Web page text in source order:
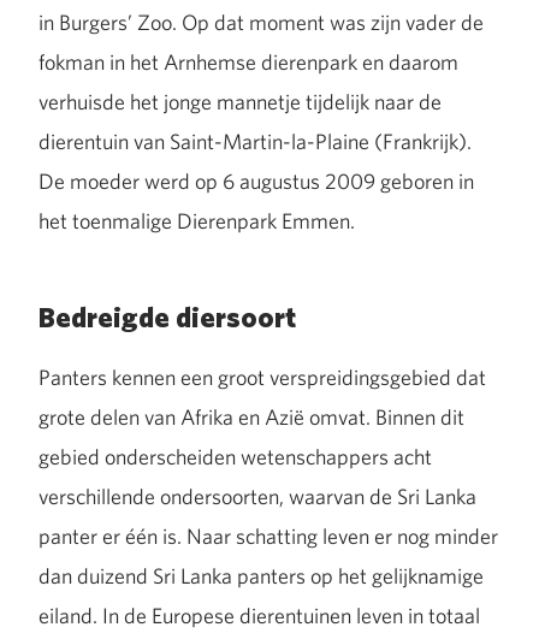
in Burgers’ Zoo. Op dat moment was zijn vader de
fokman in het Arnhemse dierenpark en daarom
verhuisde het jonge mannetje tijdelijk naar de
dierentuin van Saint-Martin-la-Plaine (Frankrijk).
De moeder werd op 6 augustus 2009 geboren in
het toenmalige Dierenpark Emmen.
Bedreigde diersoort
Panters kennen een groot verspreidingsgebied dat
grote delen van Afrika en Azië omvat. Binnen dit
gebied onderscheiden wetenschappers acht
verschillende ondersoorten, waarvan de Sri Lanka
panter er één is. Naar schatting leven er nog minder
dan duizend Sri Lanka panters op het gelijknamige
eiland. In de Europese dierentuinen leven in totaal